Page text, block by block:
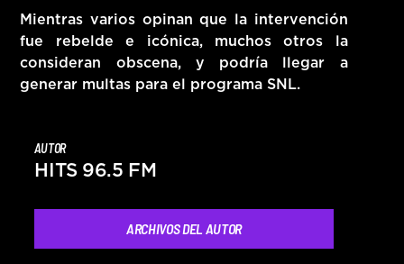
Mientras varios opinan que la intervención
fue rebelde e icónica, muchos otros la
consideran obscena, y podría llegar a
generar multas para el programa SNL.
AUTOR
HITS 96.5 FM
ARCHIVOS DEL AUTOR